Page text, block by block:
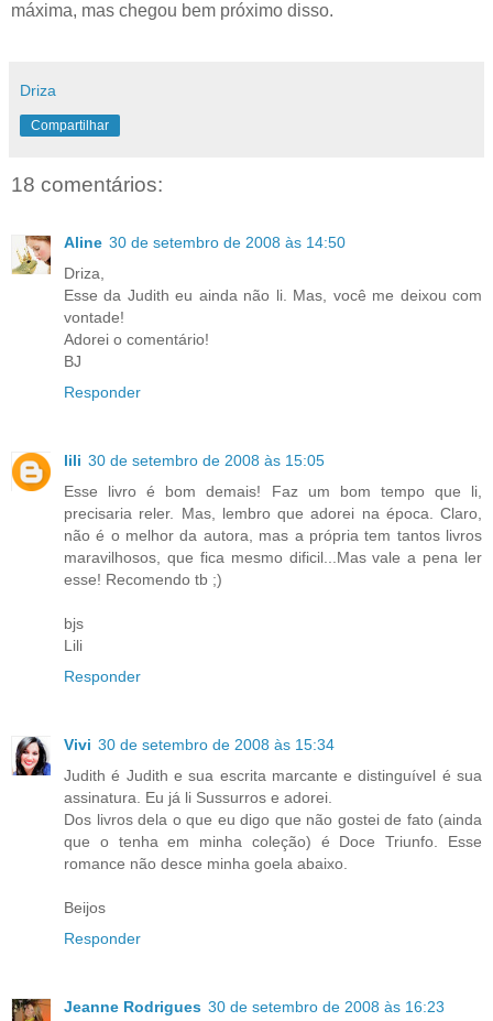
máxima, mas chegou bem próximo disso.
Driza
Compartilhar
18 comentários:
Aline 30 de setembro de 2008 às 14:50
Driza,
Esse da Judith eu ainda não li. Mas, você me deixou com
vontade!
Adorei o comentário!
BJ
Responder
lili 30 de setembro de 2008 às 15:05
Esse livro é bom demais! Faz um bom tempo que li,
precisaria reler. Mas, lembro que adorei na época. Claro,
não é o melhor da autora, mas a própria tem tantos livros
maravilhosos, que fica mesmo dificil...Mas vale a pena ler
esse! Recomendo tb ;)
bjs
Lili
Responder
Vivi 30 de setembro de 2008 às 15:34
Judith é Judith e sua escrita marcante e distinguível é sua
assinatura. Eu já li Sussurros e adorei.
Dos livros dela o que eu digo que não gostei de fato (ainda
que o tenha em minha coleção) é Doce Triunfo. Esse
romance não desce minha goela abaixo.
Beijos
Responder
Jeanne Rodrigues 30 de setembro de 2008 às 16:23